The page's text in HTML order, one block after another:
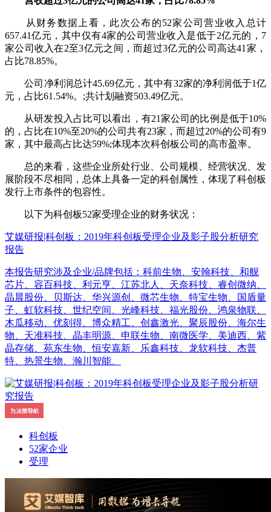
从财务数据上看，此次公布的52家公司营业收入总计
657.41亿元，其中仅有4家的公司营业收入是低于2亿元的，7
家公司收入在2至3亿元之间，而超过3亿元的公司高达41家，
占比78.85%。
公司净利润总计45.69亿元，其中有32家的净利润低于1亿
元，占比61.54%。;共计划融资503.49亿元。
从研发投入占比可以看出，有21家公司的比例是低于10%
的，占比在10%至20%的公司共有23家，而超过20%的公司有9
家，其中最高占比达59%;体现本次科创板公司的高市盈率。
总的来看，这些企业所处行业、公司规模、经营状况、发
展阶段不尽相同，总体上具备一定的科创属性，体现了科创板
发行上市条件的包容性。
以下为科创板52家受理企业的财务状况：
艾媒研报|科创板：2019年科创板受理企业及影子股分析研究
报告
本报告研究涉及企业/品牌包括：科前生物、安翰科技、和舰
芯片、容百科技、利元亨、江苏北人、天奈科技、睿创微纳、
晶晨股份、贝斯达、华兴源创、微芯生物、特宝生物、国盾量
子、虹软科技、世纪空间、光峰科技、福光股份、鸿泉物联、
木瓜移动、优刻得、博众精工、创鑫激光、聚辰股份、海尔生
物、天准科技、晶丰明源、申联生物、南微医学、美迪西、紫
晶存储、苑东生物、恒安嘉新、乐鑫科技、龙软科技、杰普
特、热景生物、瀚川智能、
科创板
52家企业
受理